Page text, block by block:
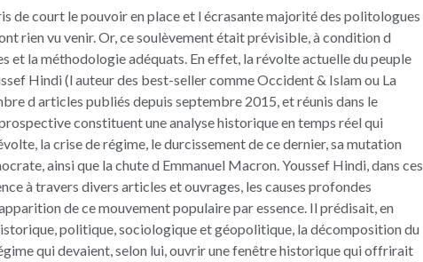
de court le pouvoir en place et l écrasante majorité des politologues
rien vu venir. Or, ce soulèvement était prévisible, à condition d
et la méthodologie adéquats. En effet, la révolte actuelle du peuple
Hindi (l auteur des best-seller comme Occident & Islam ou La
d articles publiés depuis septembre 2015, et réunis dans le
constituent une analyse historique en temps réel qui
la crise de régime, le durcissement de ce dernier, sa mutation
ainsi que la chute d Emmanuel Macron. Youssef Hindi, dans ces
à travers divers articles et ouvrages, les causes profondes
de ce mouvement populaire par essence. Il prédisait, en
politique, sociologique et géopolitique, la décomposition du
qui devaient, selon lui, ouvrir une fenêtre historique qui offrirait